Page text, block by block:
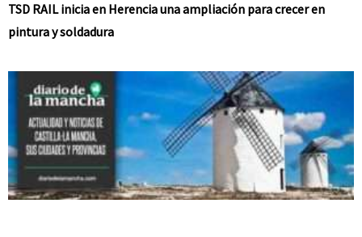
TSD RAIL inicia en Herencia una ampliación para crecer en
pintura y soldadura